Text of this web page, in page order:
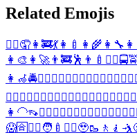
Related Emojis
🤦‍♂️🤦 👩‍🚒💃 👩‍🍼 👩‍🌾 👩‍🔧
👩‍🎨 👩‍🚀 👨‍🚒🕺 👨‍🍼 👳‍♀️🚍
👩‍🦽🚔🙅‍♀️ 🙆‍♀️ 💁‍♀️ 🙋‍♀️ 💆‍♀️ 💇‍♀️ 🤾‍♀️
👮‍♀️ 👳‍♂️ 🚣‍♀️ ⛹️‍♀️ 🏋️‍♀️ 🚵‍♀️ 🙍‍♂️ 🙎‍♂️ 👩‍✈️
👩‍🦲👡🙅‍♂️ 🙆‍♂️ 💁‍♂️ 🙋‍♂️ 👷‍♀️ 💆‍♂️ 💇‍♂️
😱🈴 🤵‍♀️ 🧑‍🍼 👰‍♀️🥹🥾 🚶 🧎 🤺